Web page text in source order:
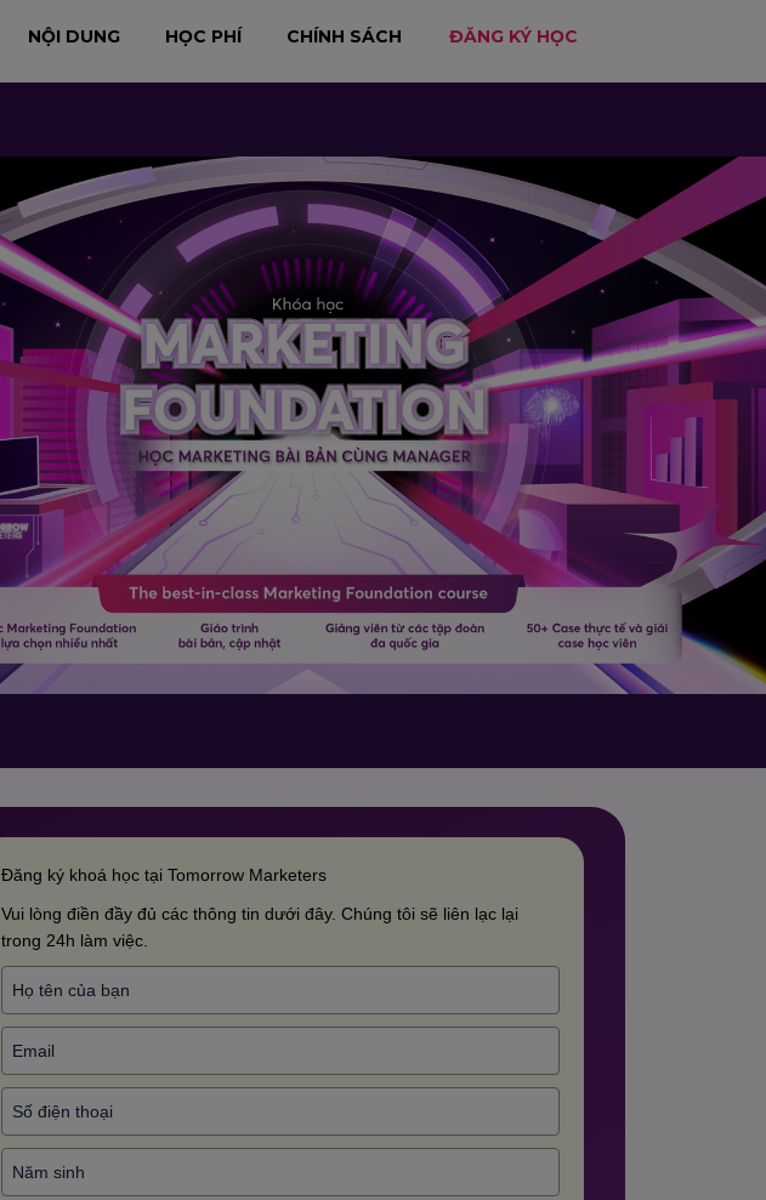
CHÍNH SÁCH
NỘI DUNG HỌC PHÍ ĐĂNG KÝ HỌC
Đăng ký khoá học tại Tomorrow Marketers
Vui lòng điền đầy đủ các thông tin dưới đây. Chúng tôi sẽ liên lạc lại
trong 24h làm việc.